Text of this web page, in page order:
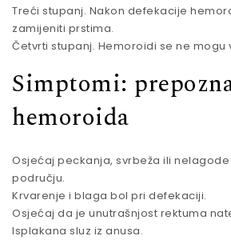
Treći stupanj. Nakon defekacije
zamijeniti prstima.
Četvrti stupanj. Hemoroidi se ne mogu
Simptomi:
hemoroida
Osjećaj peckanja, svrbeža ili
području.
Krvarenje i blaga bol pri defekaciji.
Osjećaj da je unutrašnjost rektuma
Isplakana sluz iz anusa.